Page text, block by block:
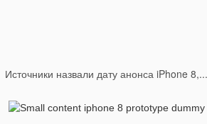
Источники назвали дату анонса iPhone 8,...